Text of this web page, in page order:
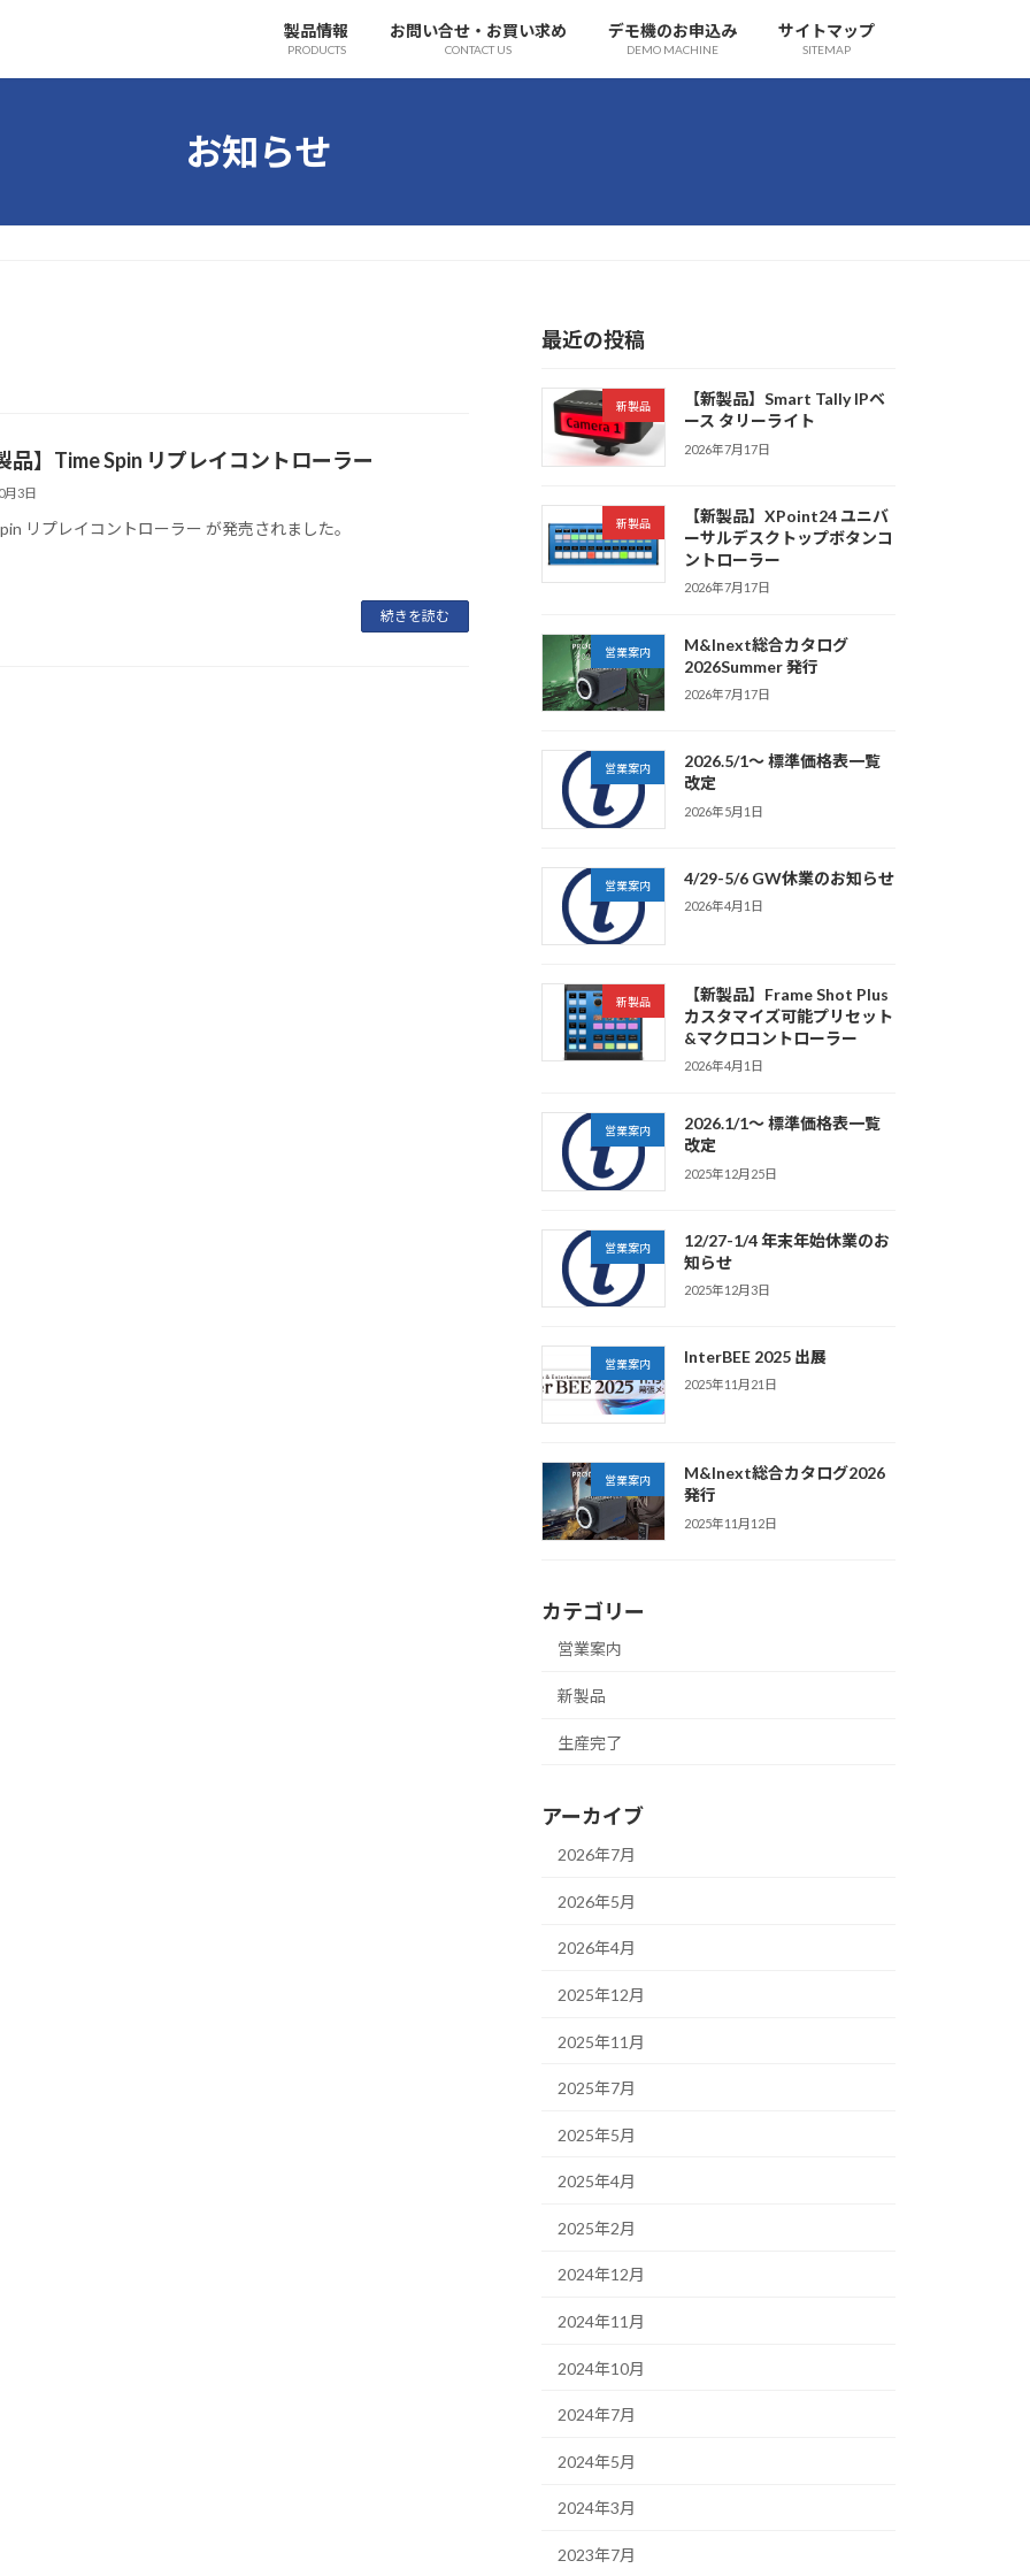
製品情報
PRODUCTS
お問い合せ・お買い求め
CONTACT US
デモ機のお申込み
DEMO MACHINE
サイトマップ
SITEMAP
お知らせ
品】Time Spin リプレイコントローラー
月3日
リプレイコントローラー が発売されました。
続きを読む
最近の投稿
新製品
【新製品】Smart Tally IPベ
ース タリーライト
2026年7月17日
新製品
【新製品】XPoint24 ユニバ
ーサルデスクトップボタンコ
ントローラー
2026年7月17日
営業案内
M&Inext総合カタログ
2026Summer 発行
2026年7月17日
営業案内
2026.5/1～ 標準価格表一覧
改定
2026年5月1日
営業案内 4/29-5/6 GW休業のお知らせ
2026年4月1日
新製品
【新製品】Frame Shot Plus
カスタマイズ可能プリセット
&マクロコントローラー
2026年4月1日
営業案内
2026.1/1～ 標準価格表一覧
改定
2025年12月25日
営業案内
12/27-1/4 年末年始休業のお
知らせ
2025年12月3日
営業案内 InterBEE 2025 出展
2025年11月21日
営業案内
M&Inext総合カタログ2026
発行
2025年11月12日
カテゴリー
営業案内
新製品
生産完了
アーカイブ
2026年7月
2026年5月
2026年4月
2025年12月
2025年11月
2025年7月
2025年5月
2025年4月
2025年2月
2024年12月
2024年11月
2024年10月
2024年7月
2024年5月
2024年3月
2023年7月